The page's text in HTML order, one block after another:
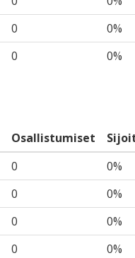
0
0%
0 0%
Osallistumiset
0
0%
0
0%
0
0%
0
0%